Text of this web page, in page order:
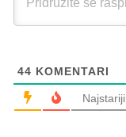
44 KOMENTARI
Najstariji